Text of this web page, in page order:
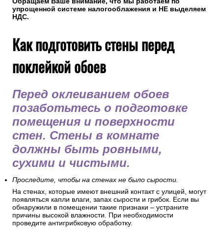
упрощенной системе налогооблажения и НЕ выделяем
НДС.
Как подготовить стены перед
поклейкой обоев
Перед оклеиванием обоев
позаботьтесь о подготовке
помещения и поверхности
стен. Стены в комнате
должны быть ровными,
сухими и чистыми.
Проследите, чтобы на стенах не было сырости.
На стенах, которые имеют внешний контакт с улицей, могут
появляться капли влаги, запах сырости и грибок. Если вы
обнаружили в помещении такие признаки – устраните
причины высокой влажности. При необходимости
проведите антигрибковую обработку.